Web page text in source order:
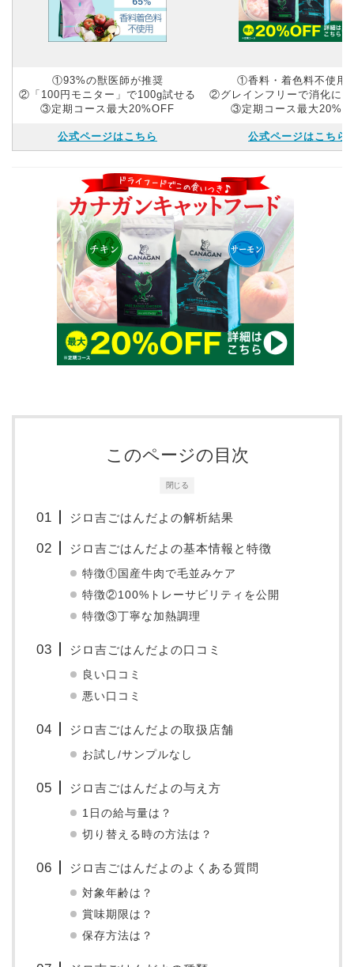
①93%の獣医師が推奨
②「100円モニター」で100g試せる
③定期コース最大20%OFF
①香料・着色料不使用
②グレインフリーで消化に
③定期コース最大
公式ページはこちら 公式ページはこちら
閉じる
このページの目次
ジロ吉ごはんだよの解析結果
ジロ吉ごはんだよの基本情報と特徴
特徴①国産牛肉で毛並みケア
特徴②100%トレーサビリティを公開
特徴③丁寧な加熱調理
ジロ吉ごはんだよの口コミ
良い口コミ
悪い口コミ
ジロ吉ごはんだよの取扱店舗
お試し/サンプルなし
ジロ吉ごはんだよの与え方
1日の給与量は？
切り替える時の方法は？
ジロ吉ごはんだよのよくある質問
対象年齢は？
賞味期限は？
保存方法は？